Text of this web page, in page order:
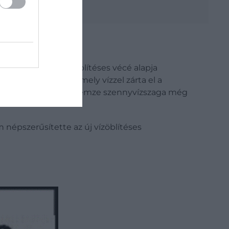
ki, a ma ismert öblítéses vécé alapja
S-alakú csövet, amely vízzel zárta el a
után, amikor a Temze szennyvízszaga még
népszerűsítette az új vízöblítéses